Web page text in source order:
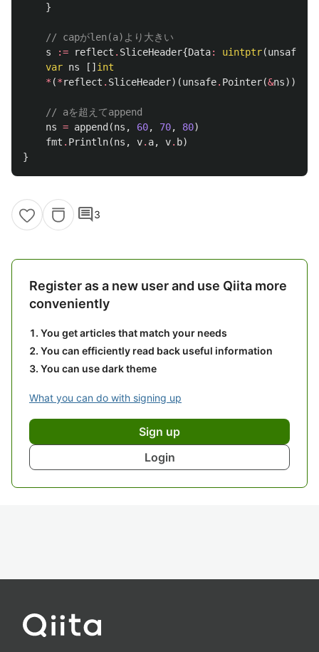
}
// capがlen(a)より大きい
s
:= reflect . SliceHeader{Data: uintptr(unsafe
var ns []int
* (*reflect . SliceHeader)(unsafe. Pointer(&ns))
// aを超えてappend
ns = append(ns , 60, 70, 80)
fmt . Println(ns , v. a, v. b)
}
comment3
Register as a new user and use Qiita more
conveniently
You get articles that match your needs
You can efficiently read back useful information
You can use dark theme
What you can do with signing up
Sign up
Login